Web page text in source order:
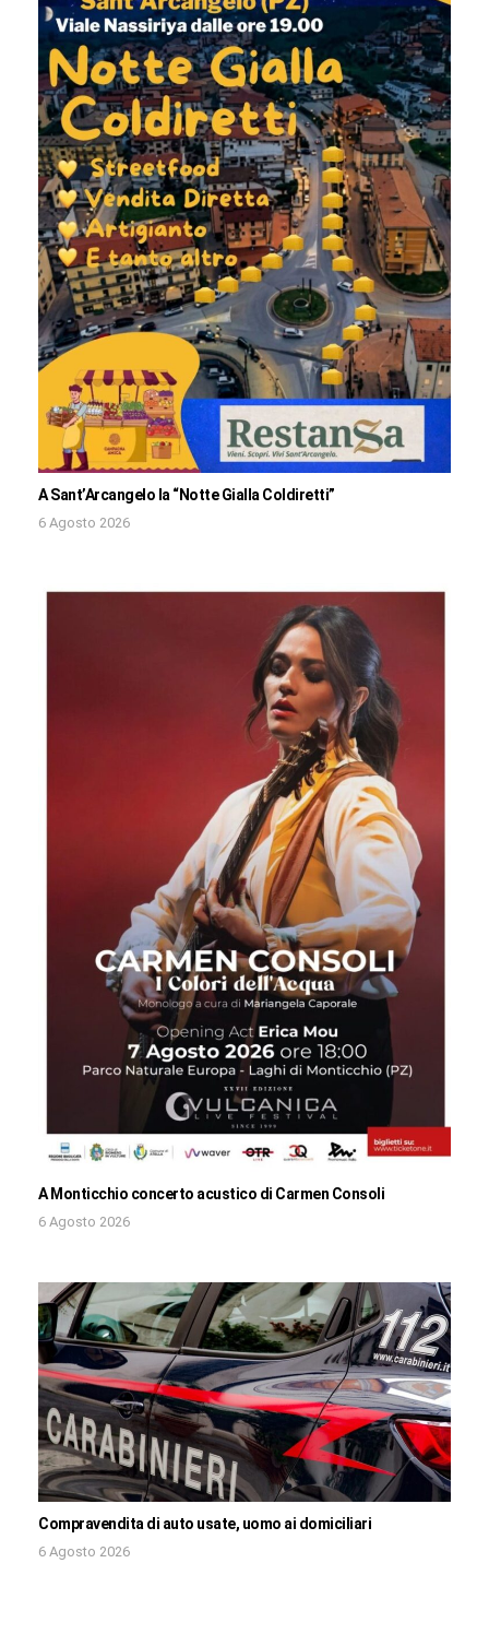
A Sant’Arcangelo la “Notte Gialla Coldiretti”
6 Agosto 2026
A Monticchio concerto acustico di Carmen Consoli
6 Agosto 2026
Compravendita di auto usate, uomo ai domiciliari
6 Agosto 2026